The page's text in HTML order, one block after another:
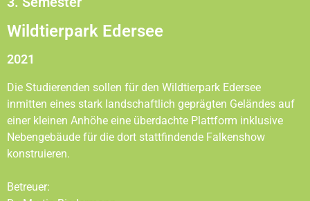
Wildtierpark Edersee
2021
Die Studierenden sollen für den Wildtierpark Edersee
inmitten eines stark landschaftlich geprägten Geländes auf
einer kleinen Anhöhe eine überdachte Plattform inklusive
Nebengebäude für die dort stattfindende Falkenshow
konstruieren.
Betreuer: